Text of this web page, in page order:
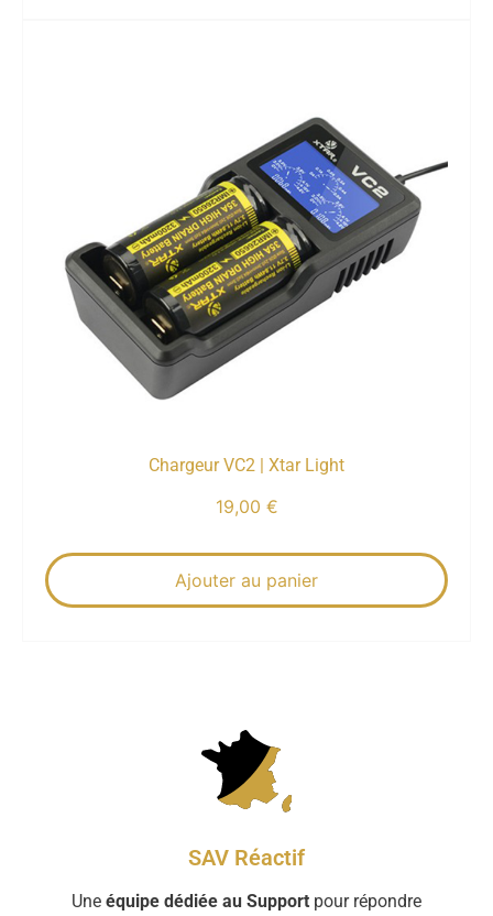
Chargeur VC2 | Xtar Light
19,00 €
Ajouter au panier
SAV Réactif
Une équipe dédiée au Support pour répondre